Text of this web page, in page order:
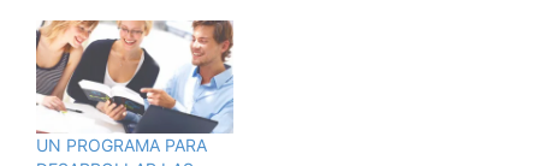
UN PROGRAMA PARA